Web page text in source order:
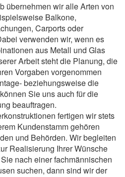
übernehmen wir alle Arten von
Balkone,
Carports oder
verwenden wir, wenn es
aus Metall und Glas
Arbeit steht die Planung, die
Vorgaben vorgenommen
beziehungsweise die
Sie uns auch für die
beauftragen.
fertigen wir stets
Kundenstamm gehören
und Behörden. Wir begleiten
Realisierung Ihrer Wünsche
nach einer fachmännischen
suchen, dann sind wir der